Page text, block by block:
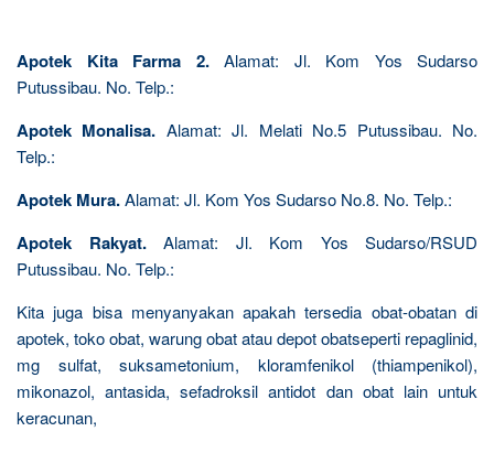
Apotek Kita Farma 2.Alamat: Jl. Kom Yos Sudarso
Putussibau. No. Telp.:
Apotek Monalisa. Alamat: Jl. Melati No.5 Putussibau. No.
Telp.:
Apotek Mura.Alamat: Jl. Kom Yos Sudarso No.8. No. Telp.:
Apotek Rakyat.Alamat: Jl. Kom Yos Sudarso/RSUD
Putussibau. No. Telp.:
Kita juga bisa menyanyakan apakah tersedia obat-obatan di
apotek, toko obat, warung obat atau depot obatseperti repaglinid,
mg sulfat, suksametonium, kloramfenikol (thiampenikol),
mikonazol, antasida, sefadroksil antidot dan obat lain untuk
keracunan,